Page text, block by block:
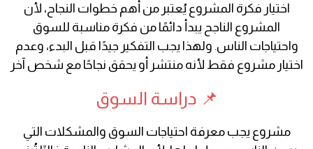
اختيار فكرة المشروع يُعتبر من أهم خطوات النجاح، لأن
المشروع الناجح يبدأ دائمًا من فكرة مناسبة للسوق
واحتياجات الناس. ولهذا يجب التفكير جيدًا قبل البدء، وعدم
اختيار مشروع فقط لأنه منتشر أو يحقق نجاحًا مع شخص آخر
📌 دراسة السوق
مشروع يجب معرفة احتياجات السوق والمشكلات التي